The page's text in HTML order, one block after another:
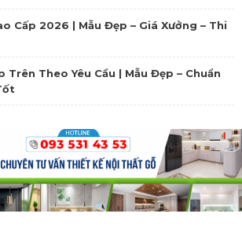
Cấp 2026 | Mẫu Đẹp – Giá Xưởng – Thi
Trên Theo Yêu Cầu | Mẫu Đẹp – Chuẩn
Áo Cánh Trượt Hiện Đại 2025 – Đẹp,